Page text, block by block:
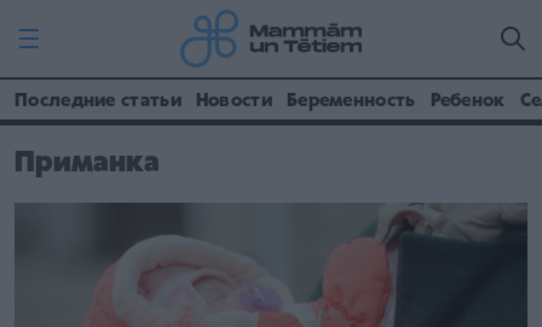
Последние статьи Новости Беременность Ребенок
Приманка